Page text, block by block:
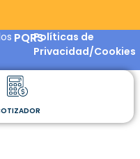
PQRSPolíticas de
Privacidad/Cookies